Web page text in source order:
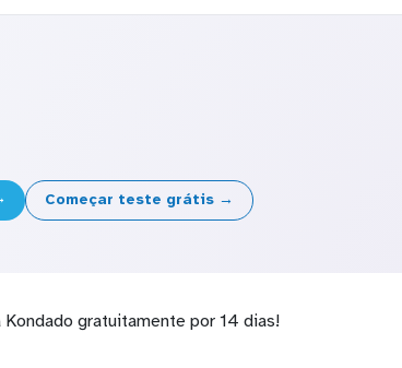
Começar teste grátis →
gratuitamente por 14 dias!